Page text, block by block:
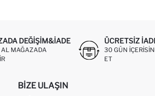
DEĞIŞIM&İADE
AL MAĞAZADA
ÜCRETSIZ
30 GÜN
ET
BIZE ULAŞIN